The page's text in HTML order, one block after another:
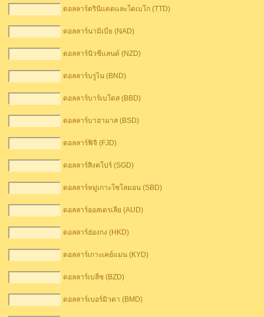
ดอลลาร์ตรินิแดดและโตเบโก (TTD)
ดอลลาร์นามิเบีย (NAD)
ดอลลาร์นิวซีแลนด์ (NZD)
ดอลลาร์บรูไน (BND)
ดอลลาร์บาร์เบโดส (BBD)
ดอลลาร์บาฮามาส (BSD)
ดอลลาร์ฟิจิ (FJD)
ดอลลาร์สิงคโปร์ (SGD)
ดอลลาร์หมู่เกาะโซโลมอน (SBD)
ดอลลาร์ออสเตรเลีย (AUD)
ดอลลาร์ฮ่องกง (HKD)
ดอลลาร์เกาะเคย์แมน (KYD)
ดอลลาร์เบลีซ (BZD)
ดอลลาร์เบอร์มิวดา (BMD)